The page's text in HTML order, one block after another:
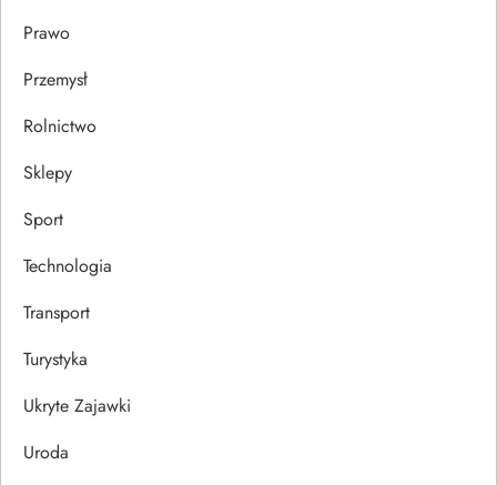
Prawo
Przemysł
Rolnictwo
Sklepy
Sport
Technologia
Transport
Turystyka
Ukryte Zajawki
Uroda